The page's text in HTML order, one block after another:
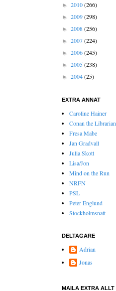
► 2010(266)
► 2009(298)
► 2008(256)
► 2007(224)
► 2006(245)
► 2005(238)
► 2004(25)
EXTRA ANNAT
Caroline Hainer
Conan the Librarian
Fresa Mabe
Jan Gradvall
Julia Skott
Lisa/Jon
Mind on the Run
NRFN
PSL
Peter Englund
Stockholmsnatt
DELTAGARE
Adrian
Jonas
MAILA EXTRA ALLT